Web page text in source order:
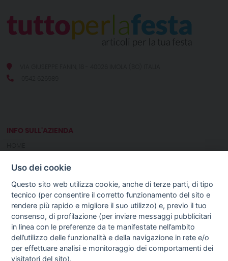
INFO SULL'AZIENDA
NOTIZIE
GUIDA AGLI ACQUISTI
PROCEDURA DI ACQUISTO
DIRITTO DI RECESSO
SPEDIZIONI E COSTI
Uso dei cookie
Questo sito web utilizza cookie, anche di terze parti, di tipo
tecnico (per consentire il corretto funzionamento del sito e
rendere più rapido e migliore il suo utilizzo) e, previo il tuo
consenso, di profilazione (per inviare messaggi pubblicitari
in linea con le preferenze da te manifestate nell’ambito
dell’utilizzo delle funzionalità e della navigazione in rete e/o
per effettuare analisi e monitoraggio dei comportamenti dei
visitatori del sito).